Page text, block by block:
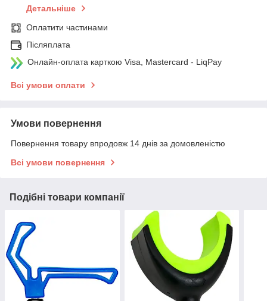
Детальніше
Оплатити частинами
Післяплата
Онлайн-оплата карткою Visa, Mastercard - LiqPay
Всі умови оплати
Умови повернення
Повернення товару впродовж 14 днів за домовленістю
Всі умови повернення
Подібні товари компанії